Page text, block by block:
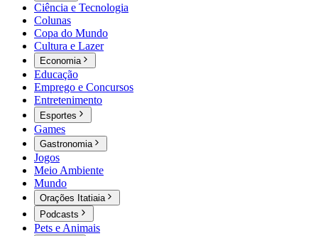
Ciência e Tecnologia
Colunas
Copa do Mundo
Cultura e Lazer
Economia
Educação
Emprego e Concursos
Entretenimento
Esportes
Games
Gastronomia
Jogos
Meio Ambiente
Mundo
Orações Itatiaia
Podcasts
Pets e Animais